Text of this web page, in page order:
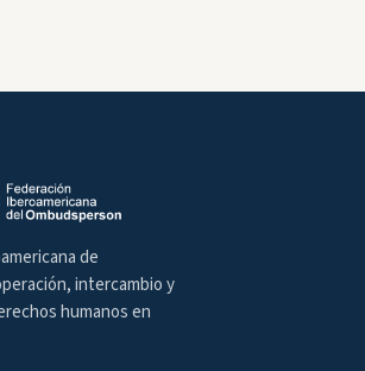
de
intercambio y
humanos en